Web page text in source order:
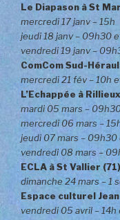
Le Diapason à St
mercredi 17 janv – 15h
jeudi 18 janv – 09h30
vendredi 19 janv –
ComCom Sud-
mercredi 21 fév – 10h
L’Echappée à
mardi 05 mars –
mercredi 06 mars –
jeudi 07 mars – 09h30
vendredi 08 mars –
ECLA à St Vallier (71)
dimanche 24 mars – 1
Espace culturel
vendredi 05 avril –